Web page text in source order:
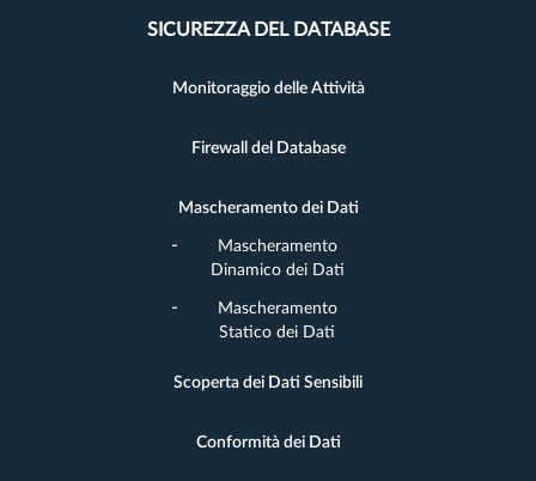
SICUREZZA DEL DATABASE
Monitoraggio delle Attività
Firewall del Database
Mascheramento dei Dati
Mascheramento
Dinamico dei Dati
Mascheramento
Statico dei Dati
Scoperta dei Dati Sensibili
Conformità dei Dati